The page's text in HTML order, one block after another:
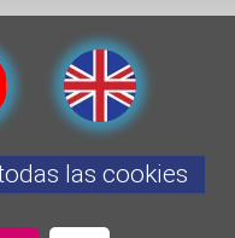
las cookies